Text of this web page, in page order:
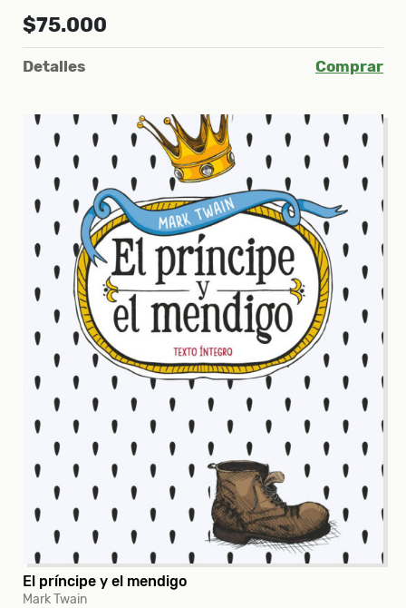
$75.000
Detalles Comprar
El príncipe y el mendigo
Mark Twain